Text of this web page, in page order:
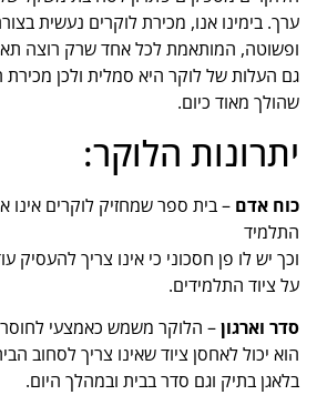
ערך. בימינו אנו, מכירת לוקרים נעשית
ופשוטה, המותאמת לכל אחד שרק רוצה תא
גם העלות של לוקר היא סמלית ולכן מכירת
שהולך מאוד כיום.
יתרונות הלוקר:
כוח אדם – בית ספר שמחזיק לוקרים אינו
התלמיד
וכך יש לו פן חסכוני כי אינו צריך להעסיק
על ציוד התלמידים.
סדר וארגון– הלוקר משמש כאמצעי לחוסר
הוא יכול לאחסן ציוד שאינו צריך לסחוב
בלאגן בתיק וגם סדר בבית ובמהלך היום.